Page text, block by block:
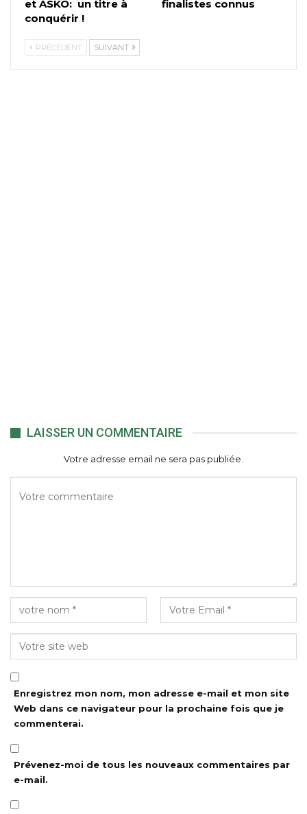
et ASKO: un titre à
conquérir !
finalistes connus
PRÉCÉDENT SUIVANT
LAISSER UN COMMENTAIRE
Votre adresse email ne sera pas publiée.
Enregistrez mon nom, mon adresse e-mail et mon site
Web dans ce navigateur pour la prochaine fois que je
commenterai.
Prévenez-moi de tous les nouveaux commentaires par
e-mail.